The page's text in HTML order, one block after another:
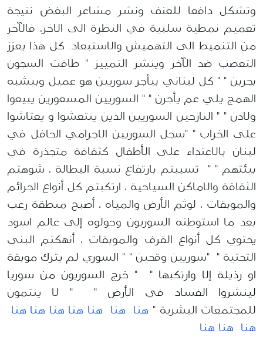
وتشكل دافعا للعنف ونشر مشاعر البغض نتيجة
تعميم نمطية سلبية في النظرة الى الاخر ، فالآخر
من
التنميط الى التهميش والاستبعاد. كل هذا يعزز
التعصب ضد الآخر وينشر التمييز " طافت السجون
بجربن " " كل لبناني بيأجر سوريين هو عميل وبيشبه
الهمج يلي عم يأجرن " " السوريين المسعورين يبيعوا
ولادن " " النازحين السوريين الذين ينتعشوا و يعتاشوا
على الخراب " "سجل السوريين الاجرامي الحافل في
لبنان بالاعتداء على الأطفال كثقافة متجذرة في
بيئتهم " " تسببتم بارتفاع نسبة البطالة ، شوهتم
الثقافة والاماكن السياحية ، ارتكبتم كل أنواع الجرائم
والموبقات ، لوثم الأرض والمياه ، أصبح منطقة رعب
بعد ما استوطنه السوريون وحولوه إلى عالم اسود
يحتوي كل أنواع القرف والموبقات ، أنهكتم البنى
التحتية " "سوريين وقحين" " السوري لم يترك موبقة
او
رذيلة إلا وارتكبها " " خرج السوريون من
سوريا
لينشروا
الفساد في الأرض "
" لا ينتمون
للمجتمعات البشرية " هنا هنا هنا هنا هنا هنا هنا
هنا
هنا هنا